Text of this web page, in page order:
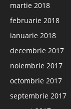
martie 2018
februarie 2018
ianuarie 2018
decembrie 2017
noiembrie 2017
octombrie 2017
septembrie 2017